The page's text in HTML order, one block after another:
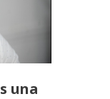
una